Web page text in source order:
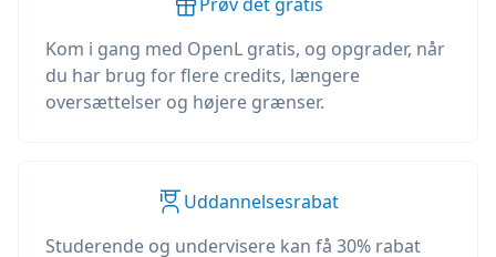
Kom i gang med OpenL gratis, og opgrader, når
du har brug for flere credits, længere
oversættelser og højere grænser.
Uddannelsesrabat
Studerende og undervisere kan få 30% rabat